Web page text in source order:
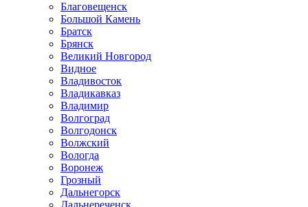
Благовещенск
Большой Камень
Братск
Брянск
Великий Новгород
Видное
Владивосток
Владикавказ
Владимир
Волгоград
Волгодонск
Волжский
Вологда
Воронеж
Грозный
Дальнегорск
Дальнереченск